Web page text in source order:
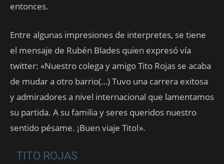
entonces.
Entre algunas impresiones de interpretes, se tiene
el mensaje de Rubén Blades quien expresó vía
twitter: «Nuestro colega y amigo Tito Rojas se acaba
de mudar a otro barrio(…) Tuvo una carrera exitosa
y admiradores a nivel internacional que lamentamos
su partida. A su familia y seres queridos nuestro
sentido pésame. ¡Buen viaje Tito!».
TITO ROJAS